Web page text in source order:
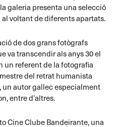
galeria presenta una selecció
al voltant de diferents apartats.
de dos grans fotògrafs
va transcendir als anys 30 el
un referent de la fotografia
del retrat humanista
autor gallec especialment
entre d’altres.
Cine Clube Bandeirante, una